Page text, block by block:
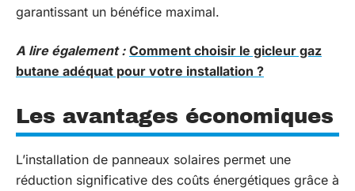
garantissant un bénéfice maximal.
A lire également : Comment choisir le gicleur gaz
butane adéquat pour votre installation ?
Les avantages économiques
L’installation de panneaux solaires permet une
réduction significative des coûts énergétiques grâce à